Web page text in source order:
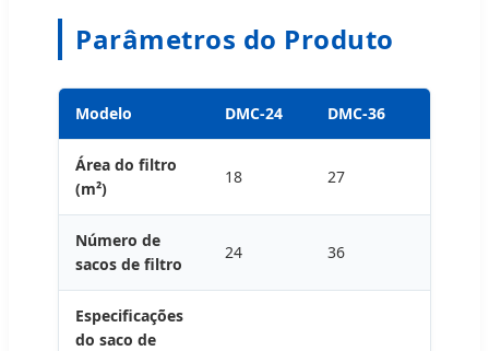
Parâmetros do Produto
Modelo DMC-24 DMC-36
Área do filtro
(m²)
18 27
Número de
sacos de filtro
24 36
Especificações
do saco de